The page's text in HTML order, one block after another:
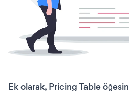
Ek olarak, Pricing Table